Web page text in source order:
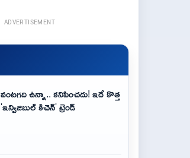
ADVERTISEMENT
వంటగది ఉన్నా.. కనిపించదు! ఇదే కొత్త
'ఇన్విజిబుల్ కిచెన్' ట్రెండ్